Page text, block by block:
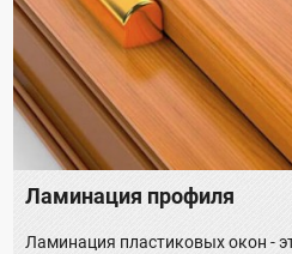
Ламинация профиля
Ламинация пластиковых окон -